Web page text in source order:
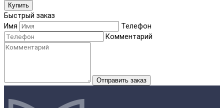
Купить
Быстрый заказ
Имя
Телефон
Комментарий
Отправить заказ